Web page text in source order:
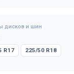
дисков и шин
R17 225/50 R18